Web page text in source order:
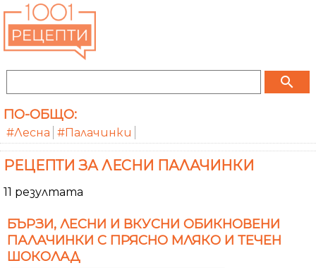
search
ПО-ОБЩО:
#Лесна #Палачинки
РЕЦЕПТИ ЗА ЛЕСНИ ПАЛАЧИНКИ
11 резултата
БЪРЗИ, ЛЕСНИ И ВКУСНИ ОБИКНОВЕНИ
ПАЛАЧИНКИ С ПРЯСНО МЛЯКО И ТЕЧЕН
ШОКОЛАД